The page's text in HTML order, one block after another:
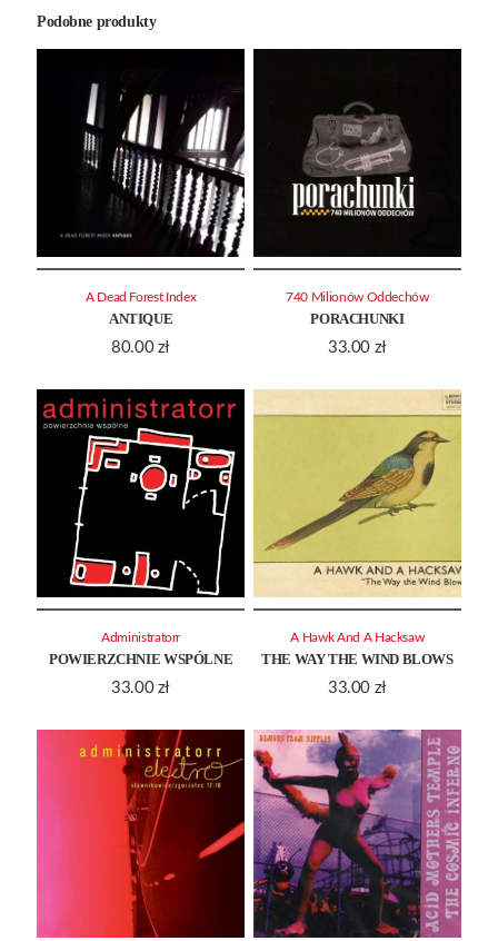
Podobne produkty
ANTIQUE
80.00 zł
A Dead Forest Index
PORACHUNKI
33.00 zł
740 Milionów Oddechów
POWIERZCHNIE WSPÓLNE
33.00 zł
Administratorr
THE WAY THE WIND BLOWS
33.00 zł
A Hawk And A Hacksaw